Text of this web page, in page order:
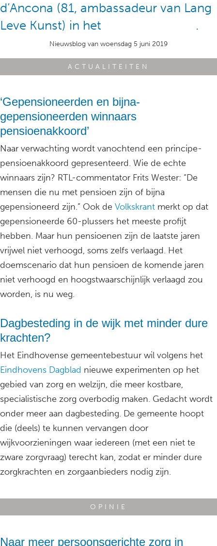
d’Ancona (81, ambassadeur van Lang
Leve Kunst) in het
.
Nieuwsblog van woensdag 5 juni 2019
ACTUALITEITEN
‘Gepensioneerden en bijna-
gepensioneerden winnaars
pensioenakkoord’
Naar verwachting wordt vanochtend een principe-
pensioenakkoord gepresenteerd. Wie de echte
winnaars zijn? RTL-commentator Frits Wester: “De
mensen die nu met pensioen zijn of bijna
gepensioneerd zijn.” Ook de Volkskrant merkt op dat
gepensioneerde 60-plussers het meeste profijt
hebben. Maar hun pensioenen zijn de laatste jaren
vrijwel niet verhoogd, soms zelfs verlaagd. Het
doemscenario dat hun pensioen de komende jaren
niet verhoogd en hoogstwaarschijnlijk verlaagd zou
worden, is nu weg.
Dagbesteding in de wijk met minder dure
krachten?
Het Eindhovense gemeentebestuur wil volgens het
Eindhovens Dagblad nieuwe experimenten op het
gebied van zorg en welzijn, die meer kostbare,
specialistische zorg overbodig maken. Gedacht wordt
onder meer aan dagbesteding. De gemeente hoopt
die (deels) te kunnen vervangen door
wijkvoorzieningen waar iedereen (met een niet te
zware zorgvraag) terecht kan, zodat er minder dure
zorgkrachten en zorgaanbieders nodig zijn.
OPINIE
Naar meer persoonsgerichte zorg in